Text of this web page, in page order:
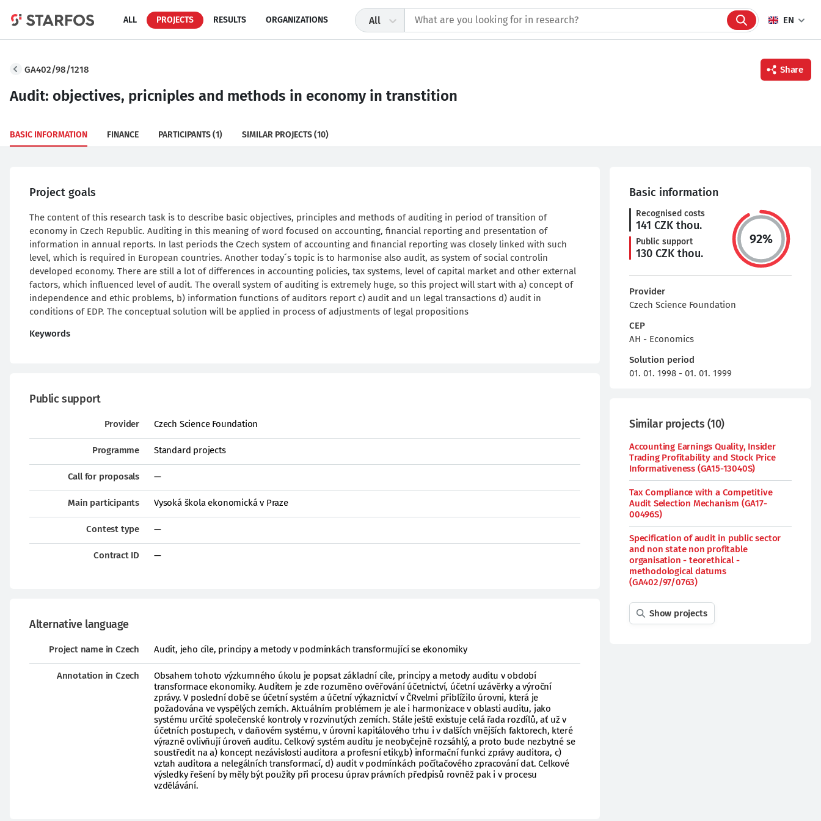
ALL PROJECTS RESULTS ORGANIZATIONS All EN
Twitter
GA402/98/1218 Share
Audit: objectives, pricniples and methods in economy in transtition
BASIC INFORMATION FINANCE PARTICIPANTS(1) SIMILAR PROJECTS(10)
Project goals
The content of this research task is to describe basic objectives, principles and methods of auditing in period of transition of
economy in Czech Republic. Auditing in this meaning of word focused on accounting, financial reporting and presentation of
information in annual reports. In last periods the Czech system of accounting and financial reporting was closely linked with such
level, which is required in European countries. Another today´s topic is to harmonise also audit, as system of social controlin
developed economy. There are still a lot of differences in accounting policies, tax systems, level of capital market and other external
factors, which influenced level of audit. The overall system of auditing is extremely huge, so this project will start with a) concept of
independence and ethic problems, b) information functions of auditors report c) audit and un legal transactions d) audit in
conditions of EDP. The conceptual solution will be applied in process of adjustments of legal propositions
Keywords
Public support
Provider Czech Science Foundation
Programme Standard projects
Call for proposals —
Main participants Vysoká škola ekonomická v Praze
Contest type —
Contract ID —
Alternative language
Project name in Czech Audit, jeho cíle, principy a metody v podmínkách transformující se ekonomiky
Annotation in Czech
Obsahem tohoto výzkumného úkolu je popsat základní cíle, principy a metody auditu v období
transformace ekonomiky. Auditem je zde rozuměno ověřování účetnictví, účetní uzávěrky a výroční
zprávy. V poslední době se účetní systém a účetní výkaznictví v ČRvelmi přiblížilo úrovni, která je
požadována ve vyspělých zemích. Aktuálním problémem je ale i harmonizace v oblasti auditu, jako
systému určité společenské kontroly v rozvinutých zemích. Stále ještě existuje celá řada rozdílů, ať už v
účetních postupech, v daňovém systému, v úrovni kapitálového trhu i v dalších vnějších faktorech, které
výrazně ovlivňují úroveň auditu. Celkový systém auditu je neobyčejně rozsáhlý, a proto bude nezbytné se
soustředit na a) koncept nezávislosti auditora a profesní etiky,b) informační funkci zprávy auditora, c)
vztah auditora a nelegálních transformací, d) audit v podmínkách počítačového zpracování dat. Celkové
výsledky řešení by měly být použity při procesu úprav právních předpisů rovněž pak i v procesu
vzdělávání.
Basic information
Recognised costs
141 CZK thou.
Public support
130 CZK thou.
92%
Provider
Czech Science Foundation
CEP
AH - Economics
Solution period
01. 01. 1998 - 01. 01. 1999
Similar projects (10)
Accounting Earnings Quality, Insider
Trading Profitability and Stock Price
Informativeness (GA15-13040S)
Tax Compliance with a Competitive
Audit Selection Mechanism (GA17-
00496S)
Specification of audit in public sector
and non state non profitable
organisation - teorethical -
methodological datums
(GA402/97/0763)
Show projects